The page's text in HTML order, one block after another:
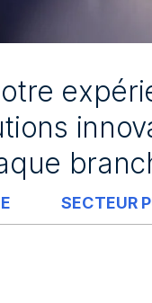
SECTEUR